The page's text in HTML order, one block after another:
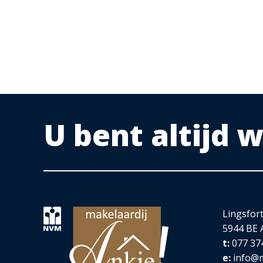
U bent altijd
5944 BE
t:077
e: